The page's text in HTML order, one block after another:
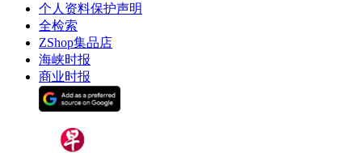
个人资料保护声明
全检索
ZShop集品店
海峡时报
商业时报